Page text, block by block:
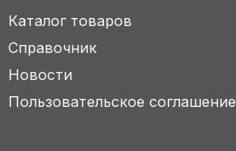
Каталог товаров
Справочник
Новости
Пользовательское соглашение